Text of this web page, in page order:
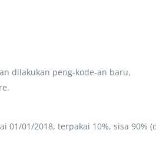
dilakukan peng-kode-an baru,
01/2018, terpakai 10%, sisa 90%